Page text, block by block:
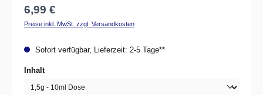
Regulärer Preis:
6,99 €
Preise inkl. MwSt. zzgl. Versandkosten
Sofort verfügbar, Lieferzeit: 2-5 Tage**
Inhaltauswählen